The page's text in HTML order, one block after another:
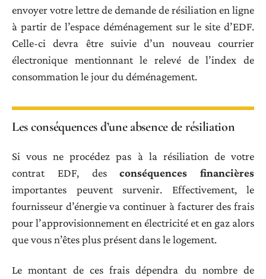
envoyer votre lettre de demande de résiliation en ligne
à partir de l’espace déménagement sur le site d’EDF.
Celle-ci devra être suivie d’un nouveau courrier
électronique mentionnant le relevé de l’index de
consommation le jour du déménagement.
Les conséquences d’une absence de résiliation
Si vous ne procédez pas à la résiliation de votre
contrat EDF, desconséquences financières
importantes peuvent survenir. Effectivement, le
fournisseur d’énergie va continuer à facturer des frais
pour l’approvisionnement en électricité et en gaz alors
que vous n’êtes plus présent dans le logement.
Le montant de ces frais dépendra du nombre de